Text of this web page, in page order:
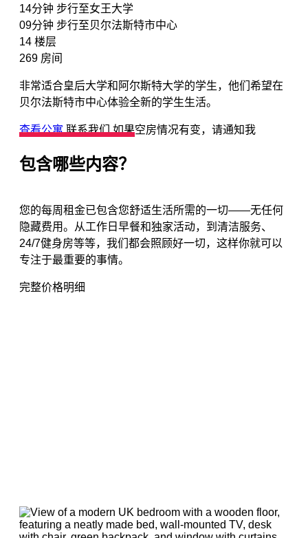
14分钟 步行至女王大学
09分钟 步行至贝尔法斯特市中心
14 楼层
269 房间
非常适合皇后大学和阿尔斯特大学的学生，他们希望在
贝尔法斯特市中心体验全新的学生生活。
查看公寓 联系我们 如果空房情况有变，请通知我
包含哪些内容？
您的每周租金已包含您舒适生活所需的一切——无任何
隐藏费用。从工作日早餐和独家活动，到清洁服务、
24/7健身房等等，我们都会照顾好一切，这样你就可以
专注于最重要的事情。
完整价格明细